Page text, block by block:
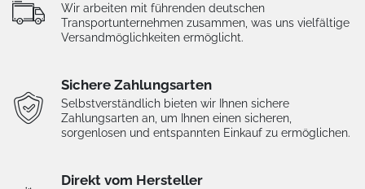
Wir arbeiten mit führenden deutschen
Transportunternehmen zusammen, was uns vielfältige
Versandmöglichkeiten ermöglicht.
Sichere Zahlungsarten
Selbstverständlich bieten wir Ihnen sichere
Zahlungsarten an, um Ihnen einen sicheren,
sorgenlosen und entspannten Einkauf zu ermöglichen.
Direkt vom Hersteller